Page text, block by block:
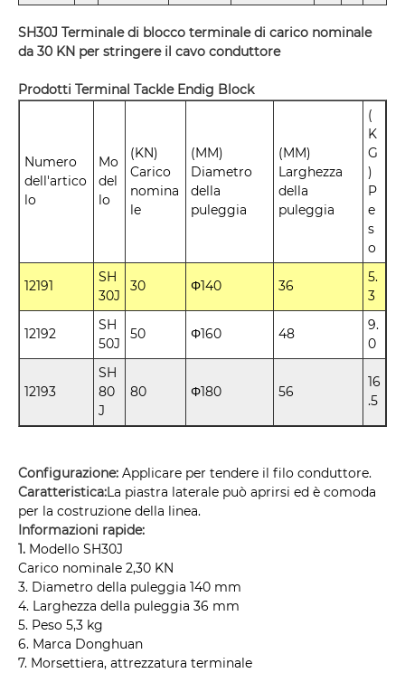
SH30J Terminale di blocco terminale di carico nominale
da 30 KN per stringere il cavo conduttore
Prodotti Terminal Tackle Endig Block
Numero
dell'artico
lo
Mo
del
lo
(KN)
Carico
nomina
le
(MM)
Diametro
della
puleggia
(MM)
Larghezza
della
puleggia
(
K
G
)
P
e
s
o
12191
SH
30J
30 Φ140 36
5.
3
12192
SH
50J
50 Φ160 48
9.
0
12193
SH
80
J
80 Φ180 56
16
.5
Configurazione: Applicare per tendere il filo conduttore.
Caratteristica:La piastra laterale può aprirsi ed è comoda
per la costruzione della linea.
Informazioni rapide:
1. Modello SH30J
Carico nominale 2,30 KN
3. Diametro della puleggia 140 mm
4. Larghezza della puleggia 36 mm
5. Peso 5,3 kg
6. Marca Donghuan
7. Morsettiera, attrezzatura terminale